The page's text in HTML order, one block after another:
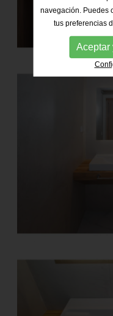
navegación. Puedes
tus preferencias
Aceptar